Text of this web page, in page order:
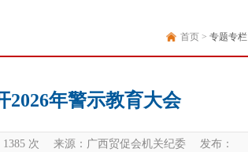
首页 > 专题专栏
2026年警示教育大会
1385次 来源：广西贸促会机关纪委 发布：